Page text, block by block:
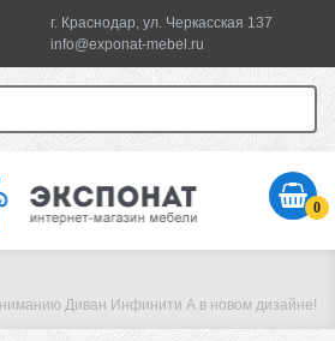
г. Краснодар, ул. Черкасская 137
info@exponat-mebel.ru
0
Диван Инфинити А в новом дизайне!